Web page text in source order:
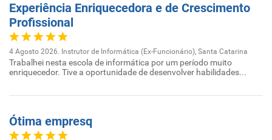
Experiência Enriquecedora e de Crescimento
Profissional
4 Agosto 2026. Instrutor de Informática (Ex-Funcionário), Santa Catarina
Trabalhei nesta escola de informática por um período muito
enriquecedor. Tive a oportunidade de desenvolver habilidades...
Ótima empresq